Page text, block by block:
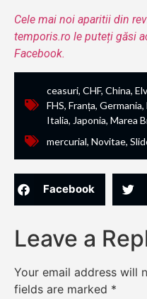
Cele mai noi aparitii din
temporis.ro le puteți găsi
Facebook.
ceasuri, CHF, China,
FHS, Franța, Germania,
Italia, Japonia, Marea
mercurial, Novitae,
Facebook
Leave a
Your email address will
fields are marked *